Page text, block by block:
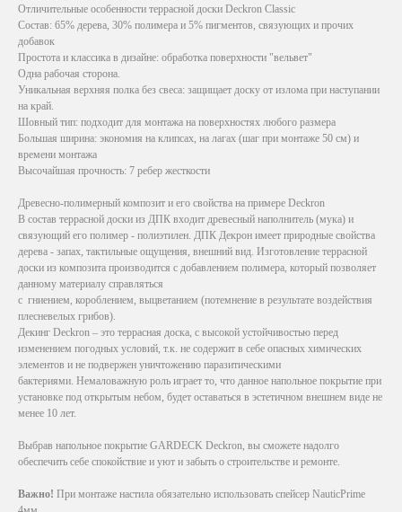
Отличительные особенности террасной доски Deckron Classic
Состав: 65% дерева, 30% полимера и 5% пигментов, связующих и прочих
добавок
Простота и классика в дизайне: обработка поверхности "вельвет"
Одна рабочая сторона.
Уникальная верхняя полка без свеса: защищает доску от излома при наступании
на край.
Шовный тип: подходит для монтажа на поверхностях любого размера
Большая ширина: экономия на клипсах, на лагах (шаг при монтаже 50 см) и
времени монтажа
Высочайшая прочность: 7 ребер жесткости
Древесно-полимерный композит и его свойства на примере Deckron
В состав террасной доски из ДПК входит древесный наполнитель (мука) и
связующий его полимер - полиэтилен. ДПК Декрон имеет природные свойства
дерева - запах, тактильные ощущения, внешний вид. Изготовление террасной
доски из композита производится с добавлением полимера, который позволяет
данному материалу справляться
с гниением, короблением, выцветанием (потемнение в результате воздействия
плесневелых грибов).
Декинг Deckron – это террасная доска, с высокой устойчивостью перед
изменением погодных условий, т.к. не содержит в себе опасных химических
элементов и не подвержен уничтожению паразитическими
бактериями. Немаловажную роль играет то, что данное напольное покрытие при
установке под открытым небом, будет оставаться в эстетичном внешнем виде не
менее 10 лет.
Выбрав напольное покрытие GARDECK Deckron, вы сможете надолго
обеспечить себе спокойствие и уют и забыть о строительстве и ремонте.
Важно! При монтаже настила обязательно использовать спейсер NauticPrime